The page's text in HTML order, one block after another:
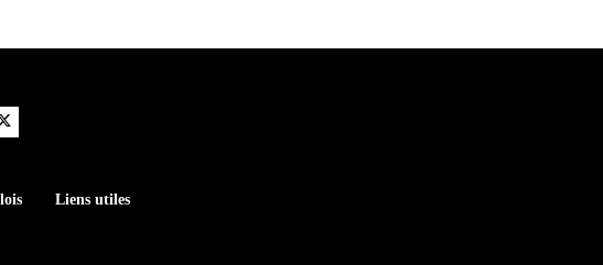
Liens utiles